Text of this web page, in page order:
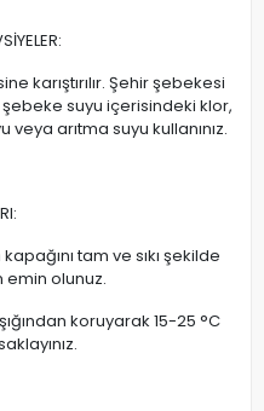
karıştırılır. Şehir şebekesi
şebeke suyu içerisindeki klor,
veya arıtma suyu kullanınız.
tam ve sıkı şekilde
emin olunuz.
koruyarak 15-25 °C